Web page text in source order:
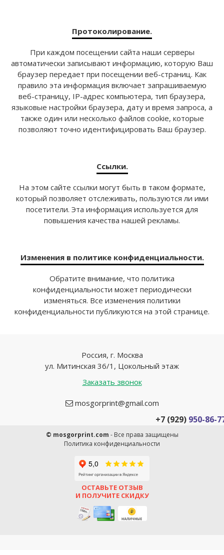
Протоколирование.
При каждом посещении сайта наши серверы
автоматически записывают информацию, которую Ваш
браузер передает при посещении веб-страниц. Как
правило эта информация включает запрашиваемую
веб-страницу, IP-адрес компьютера, тип браузера,
языковые настройки браузера, дату и время запроса, а
также один или несколько файлов cookie, которые
позволяют точно идентифицировать Ваш браузер.
Ссылки.
На этом сайте ссылки могут быть в таком формате,
который позволяет отслеживать, пользуются ли ими
посетители. Эта информация используется для
повышения качества нашей рекламы.
Изменения в политике конфиденциальности.
Обратите внимание, что политика
конфиденциальности может периодически
изменяться. Все изменения политики
конфиденциальности публикуются на этой странице.
Россия, г. Москва
ул. Митинская 36/1, Цокольный этаж
Заказать звонок
mosgorprint@gmail.com
+7 (929) 950-86-
© mosgorprint.com - Все права защищены
Политика конфиденциальности
ОСТАВЬТЕ ОТЗЫВ
И ПОЛУЧИТЕ СКИДКУ